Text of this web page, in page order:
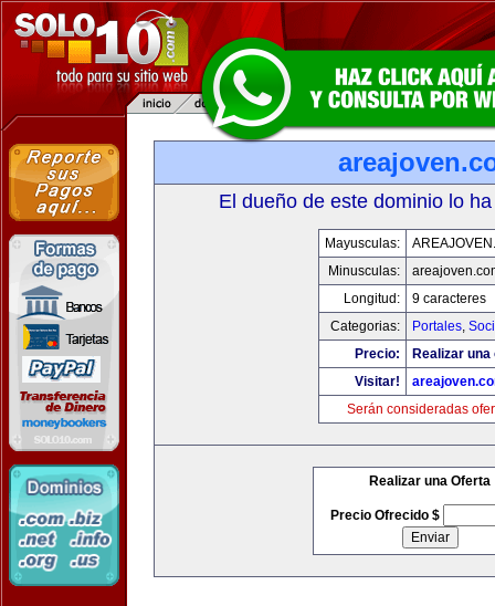
El dueño de este dominio lo
Mayusculas:
Minusculas:
Longitud:
9 caracteres
Categorias:
Portales,
Precio:
Realizar
Visitar!
Serán consideradas
Realizar una Oferta
Precio Ofrecido $